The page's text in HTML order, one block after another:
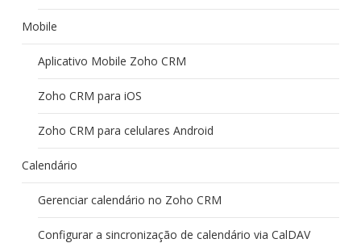
Mobile
Aplicativo Mobile Zoho CRM
Zoho CRM para iOS
Zoho CRM para celulares Android
Calendário
Gerenciar calendário no Zoho CRM
Configurar a sincronização de calendário via CalDAV